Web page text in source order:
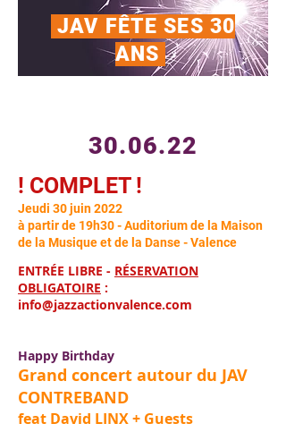
JAV FÊTE SES 30
ANS
30.06.22
! COMPLET !
Jeudi 30 juin 2022
à partir de 19h30 - Auditorium de la Maison
de la Musique et de la Danse - Valence
ENTRÉE LIBRE - RÉSERVATION
OBLIGATOIRE :
info@jazzactionvalence.com
Happy Birthday
Grand concert autour du JAV
CONTREBAND
feat David LINX + Guests